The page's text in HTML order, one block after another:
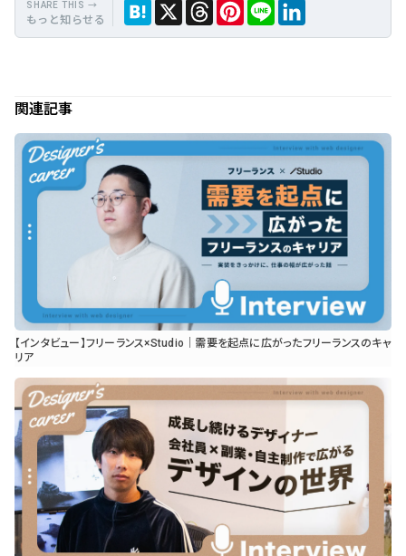
もっと知らせる
Hate
Thre 保
Link
関連記事
【インタビュー】フリーランス×Studio｜需要を起点に広がったフリーランスのキャ
リア